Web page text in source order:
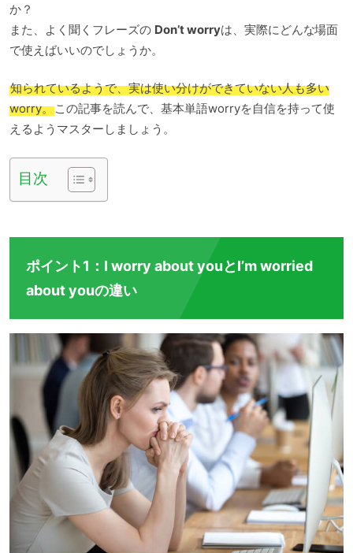
か？
また、よく聞くフレーズの Don’t worryは、実際にどんな場面
で使えばいいのでしょうか。
知られているようで、実は使い分けができていない人も多い
worry。この記事を読んで、基本単語worryを自信を持って使
えるようマスターしましょう。
目次
ポイント1：I worry about youとI’m worried
about youの違い